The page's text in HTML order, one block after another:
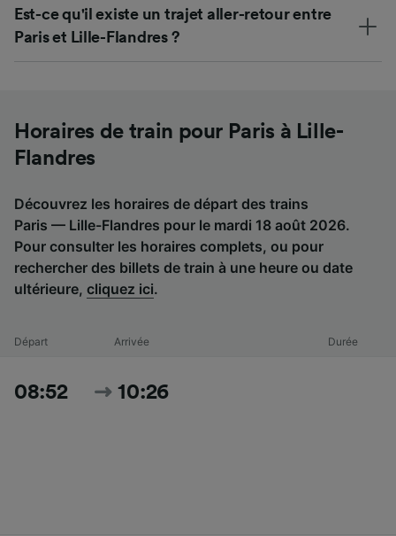
Est-ce qu'il existe un trajet aller-retour entre
Paris et Lille-Flandres ?
Horaires de train pour Paris à Lille-
Flandres
Découvrez les horaires de départ des trains
Paris — Lille-Flandres pour le mardi 18 août 2026.
Pour consulter les horaires complets, ou pour
rechercher des billets de train à une heure ou date
ultérieure, cliquez ici.
Départ Arrivée Durée
08:52 10:26